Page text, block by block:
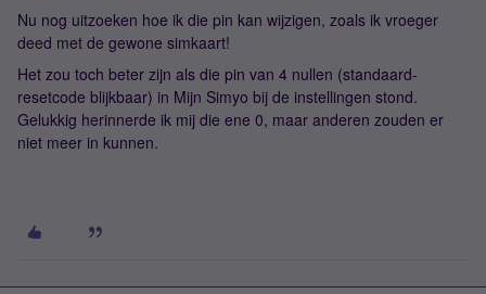
Nu nog uitzoeken hoe ik die pin kan wijzigen, zoals ik vroeger
deed met de gewone simkaart!
Het zou toch beter zijn als die pin van 4 nullen (standaard-
resetcode blijkbaar) in Mijn Simyo bij de instellingen stond.
Gelukkig herinnerde ik mij die ene 0, maar anderen zouden er
niet meer in kunnen.